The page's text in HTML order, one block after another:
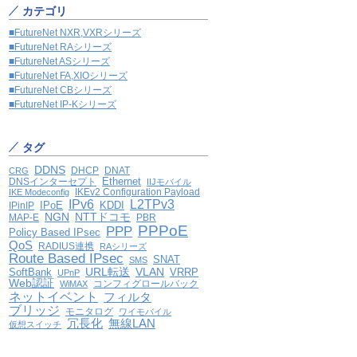
カテゴリ
■FutureNet NXR,VXRシリーズ
■FutureNet RAシリーズ
■FutureNet ASシリーズ
■FutureNet FA,XIOシリーズ
■FutureNet CBシリーズ
■FutureNet IP-Kシリーズ
タグ
CRG DDNS DHCP DNAT
DNSインターセプト Ethernet
IIJモバイル
IKE Modeconfig
IKEv2 Configuration Payload
IPinIP
IPoE IPv6 KDDI L2TPv3
MAP-E NGN NTTドコモ PBR
Policy Based IPsec PPP PPPoE
QoS RADIUS連携 RAシリーズ
Route Based IPsec SMS SNAT
SoftBank UPnP URL転送 VLAN VRRP
Web認証
WiMAX コンフィグロールバック
ネットイベント
フィルタ
ブリッジ
モニタログ
ワイモバイル
仮想スイッチ
冗長化 無線LAN